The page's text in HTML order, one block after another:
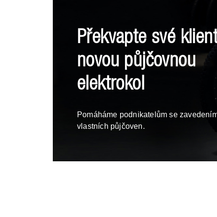
Překvapte své
novou půjčovnou
elektrokol
Pomáháme podnikatelům se
vlastních půjčoven.